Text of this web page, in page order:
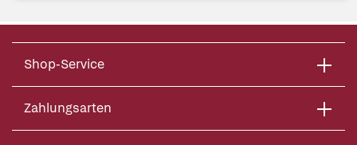
Shop-Service
Zahlungsarten